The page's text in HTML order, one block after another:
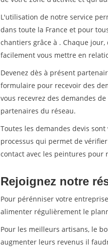
L'utilisation de notre service
dans toute la France et pour
chantiers grâce à . Chaque
facilement vous mettre en
Devenez dès à présent
formulaire pour recevoir des
vous recevrez des demandes
partenaires du réseau.
Toutes les demandes devis
processus qui permet de
contact avec les peintures
Rejoignez notre
Pour pérénniser votre
alimenter régulièrement le
Pour les meilleurs artisans, le
augmenter leurs revenus il